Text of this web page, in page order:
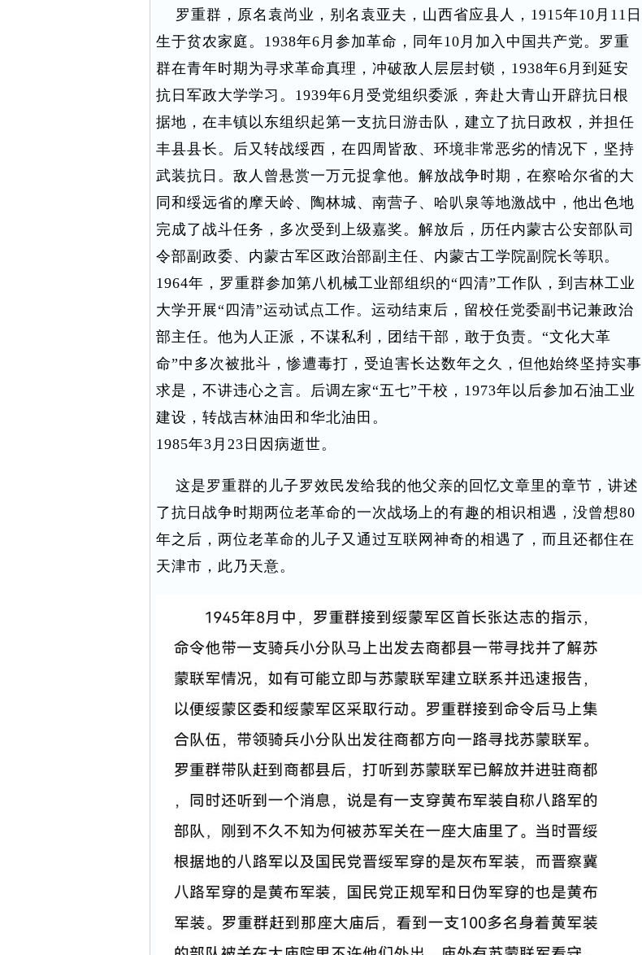
罗重群，原名袁尚业，别名袁亚夫，山西省应县人，1915年10月11日
生于贫农家庭。1938年6月参加革命，同年10月加入中国共产党。罗重
群在青年时期为寻求革命真理，冲破敌人层层封锁，1938年6月到延安
抗日军政大学学习。1939年6月受党组织委派，奔赴大青山开辟抗日根
据地，在丰镇以东组织起第一支抗日游击队，建立了抗日政权，并担任
丰县县长。后又转战绥西，在四周皆敌、环境非常恶劣的情况下，坚持
武装抗日。敌人曾悬赏一万元捉拿他。解放战争时期，在察哈尔省的大
同和绥远省的摩天岭、陶林城、南营子、哈叭泉等地激战中，他出色地
完成了战斗任务，多次受到上级嘉奖。解放后，历任内蒙古公安部队司
令部副政委、内蒙古军区政治部副主任、内蒙古工学院副院长等职。
1964年，罗重群参加第八机械工业部组织的“四清”工作队，到吉林工业
大学开展“四清”运动试点工作。运动结束后，留校任党委副书记兼政治
部主任。他为人正派，不谋私利，团结干部，敢于负责。“文化大革
命”中多次被批斗，惨遭毒打，受迫害长达数年之久，但他始终坚持实事
求是，不讲违心之言。后调左家“五七”干校，1973年以后参加石油工业
建设，转战吉林油田和华北油田。
1985年3月23日因病逝世。
这是罗重群的儿子罗效民发给我的他父亲的回忆文章里的章节，讲述
了抗日战争时期两位老革命的一次战场上的有趣的相识相遇，没曾想80
年之后，两位老革命的儿子又通过互联网神奇的相遇了，而且还都住在
天津市，此乃天意。